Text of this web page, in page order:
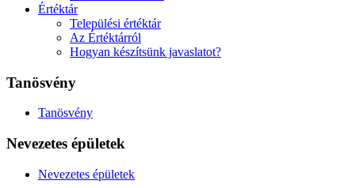
Értéktár
Települési értéktár
Az Értéktárról
Hogyan készítsünk javaslatot?
Tanösvény
Tanösvény
Nevezetes épületek
Nevezetes épületek